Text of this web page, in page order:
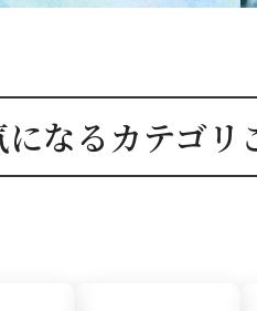
になるカテゴリ